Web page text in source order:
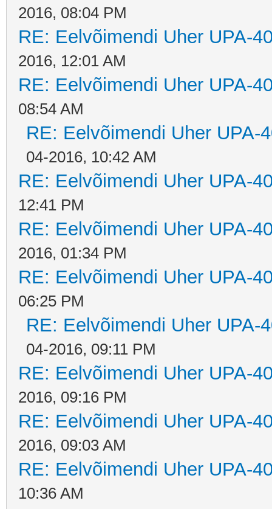
2016, 08:04 PM
RE: Eelvõimendi Uher UPA-
2016, 12:01 AM
RE: Eelvõimendi Uher UPA-
08:54 AM
RE: Eelvõimendi Uher UPA-
04-2016, 10:42 AM
RE: Eelvõimendi Uher UPA-
12:41 PM
RE: Eelvõimendi Uher UPA-
2016, 01:34 PM
RE: Eelvõimendi Uher UPA-
06:25 PM
RE: Eelvõimendi Uher UPA-
04-2016, 09:11 PM
RE: Eelvõimendi Uher UPA-
2016, 09:16 PM
RE: Eelvõimendi Uher UPA-
2016, 09:03 AM
RE: Eelvõimendi Uher UPA-
10:36 AM